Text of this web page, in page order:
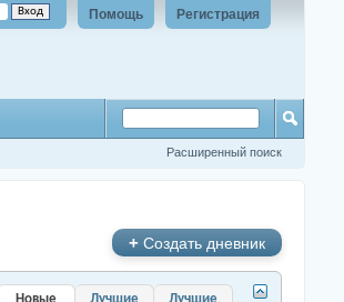
Регистрация
Помощь
Расширенный поиск
+ Создать дневник